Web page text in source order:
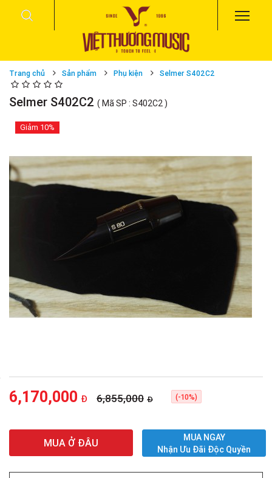
Trang chủ Sản phẩm Phụ kiện Selmer S402C2
Selmer S402C2 ( Mã SP : S402C2 )
Giảm 10%
6,170,000 Đ 6,855,000 Đ (-10%)
MUA Ở ĐÂU
MUA NGAY
Nhận Ưu Đãi Độc Quyền